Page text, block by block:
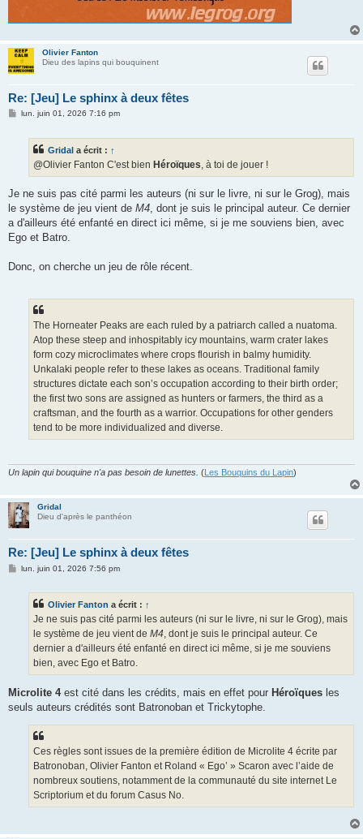
Olivier Fanton
Dieu des lapins qui bouquinent
Re: [Jeu] Le sphinx à deux fêtes
Mlun. juin 01, 2026 7:16 pm
Gridal a écrit : ↑
@Olivier Fanton C'est bien Héroïques , à toi de jouer !
Je ne suis pas cité parmi les auteurs (ni sur le livre, ni sur le Grog), mais
le système de jeu vient de M4, dont je suis le principal auteur. Ce dernier
a d'ailleurs été enfanté en direct ici même, si je me souviens bien, avec
Ego et Batro.
Donc, on cherche un jeu de rôle récent.
The Horneater Peaks are each ruled by a patriarch called a nuatoma.
Atop these steep and inhospitably icy mountains, warm crater lakes
form cozy microclimates where crops flourish in balmy humidity.
Unkalaki people refer to these lakes as oceans. Traditional family
structures dictate each son’s occupation according to their birth order;
the first two sons are assigned as hunters or farmers, the third as a
craftsman, and the fourth as a warrior. Occupations for other genders
tend to be more individualized and diverse.
Un lapin qui bouquine n'a pas besoin de lunettes. (Les Bouquins du Lapin)
Gridal
Dieu d'après le panthéon
Re: [Jeu] Le sphinx à deux fêtes
Mlun. juin 01, 2026 7:56 pm
Olivier Fanton a écrit : ↑
Je ne suis pas cité parmi les auteurs (ni sur le livre, ni sur le Grog), mais
le système de jeu vient de M4, dont je suis le principal auteur. Ce
dernier a d'ailleurs été enfanté en direct ici même, si je me souviens
bien, avec Ego et Batro.
Microlite 4est cité dans les crédits, mais en effet pour Héroïques les
seuls auteurs crédités sont Batronoban et Trickytophe.
Ces règles sont issues de la première édition de Microlite 4 écrite par
Batronoban, Olivier Fanton et Roland « Ego’ » Scaron avec l’aide de
nombreux soutiens, notamment de la communauté du site internet Le
Scriptorium et du forum Casus No.